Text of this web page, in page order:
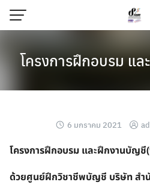
โครงการฝึกอบรม แ
6 มกราคม 2021
โครงการฝึกอบรม และฝึกงานบัญชี
ด้วยศูนย์ฝึกวิชาชีพบัญชี บริษัท สำ